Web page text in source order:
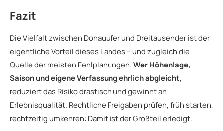
Fazit
Die Vielfalt zwischen Donauufer und Dreitausender ist der
eigentliche Vorteil dieses Landes – und zugleich die
Quelle der meisten Fehlplanungen.Wer Höhenlage,
Saison und eigene Verfassung ehrlich abgleicht,
reduziert das Risiko drastisch und gewinnt an
Erlebnisqualität. Rechtliche Freigaben prüfen, früh starten,
rechtzeitig umkehren: Damit ist der Großteil erledigt.